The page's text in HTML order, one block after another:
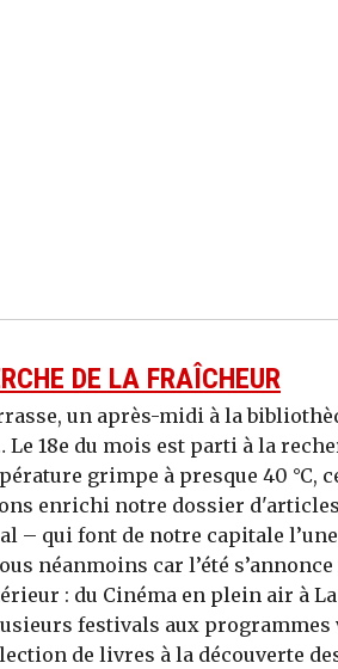
DE LA FRAÎCHEUR
un après-midi à la
Le 18e du mois est parti à la
grimpe à presque 40
enrichi notre dossier
– qui font de notre capitale
néanmoins car l’été
: du Cinéma en plein air à
festivals aux
de livres à la découverte